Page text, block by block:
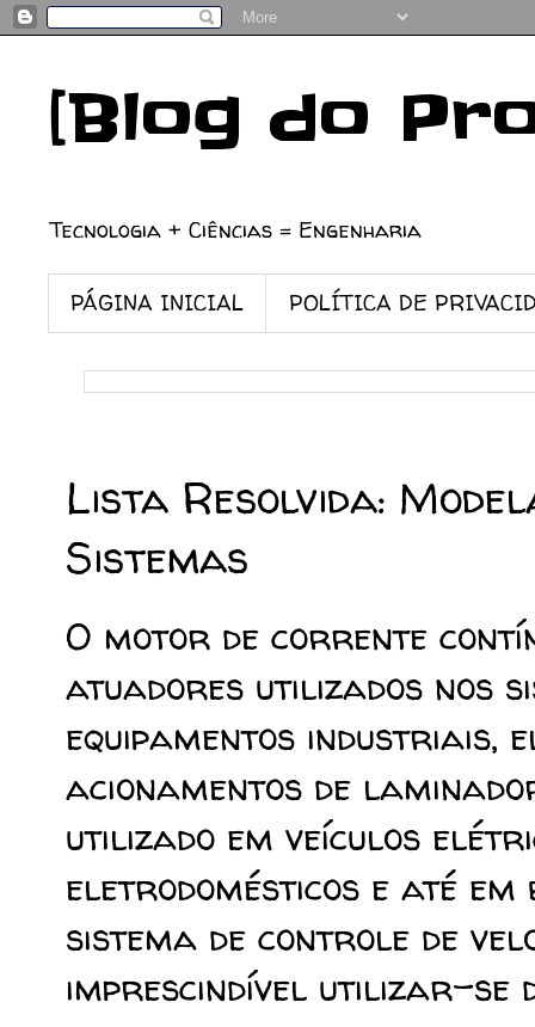
[Blog do
Tecnologia + Ciências = Engenharia
PÁGINA INICIAL POLÍTICA DE
Lista Resolvida:
Sistemas
O motor de corrente
atuadores utilizados nos
equipamentos industriais,
acionamentos de
utilizado em veículos
eletrodomésticos e até em
sistema de controle de
imprescindível utilizar-se